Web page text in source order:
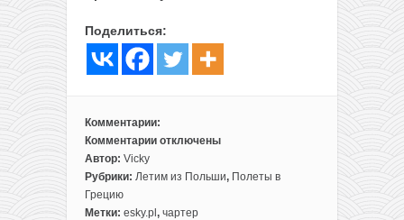
Поделиться:
Комментарии:
Комментарии
к
записи
Горящие
чартеры
отключены
Автор: Vicky
Рубрики: Летим из Польши, Полеты в
Грецию
Метки: esky.pl , чартер